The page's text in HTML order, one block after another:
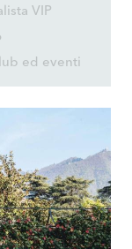
VIP
ed eventi